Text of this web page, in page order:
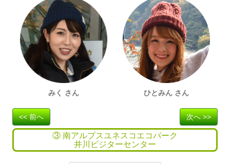
みく さん ひとみん さん
<< 前へ 次へ >>
③ 南アルプスユネスコエコパーク
井川ビジターセンター